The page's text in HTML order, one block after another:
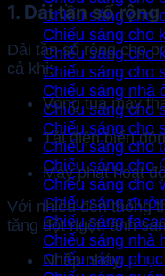
Chiếu sáng cho
Chiếu sáng cho
Chiếu sáng cho
Chiếu sáng cho
Chiếu sáng nhà
Chiếu sáng cho
Chiếu sáng cho
Chiếu sáng cho
Chiếu sáng cho
Chiếu sáng cho
Chiếu sáng
Chiếu sáng
Chiếu sáng nhà
Chiếu sáng
1. Dải tần số
Dải tần số rộng cho
cả khi:
Vòng tua máy
Tải điện biến
Máy phát hoạt
Với nhiều đèn thông
tăng đột ngột, ánh
Nhấp nháy